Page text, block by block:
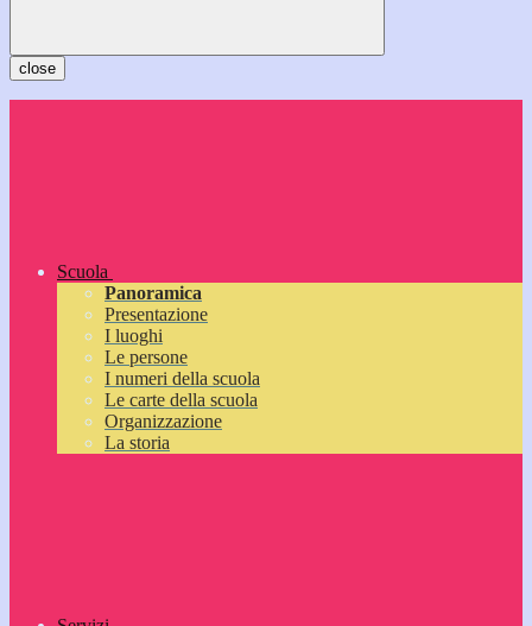
close
Scuola
Panoramica
Presentazione
I luoghi
Le persone
I numeri della scuola
Le carte della scuola
Organizzazione
La storia